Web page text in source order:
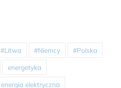
#Litwa #Niemcy #Polska
energetyka
energia elektryczna